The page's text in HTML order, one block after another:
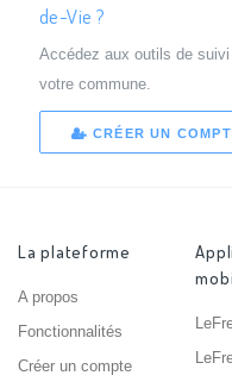
de-Vie ?
Accédez aux outils de
votre commune.
CRÉER UN
La plateforme
A propos
Fonctionnalités
Créer un compte